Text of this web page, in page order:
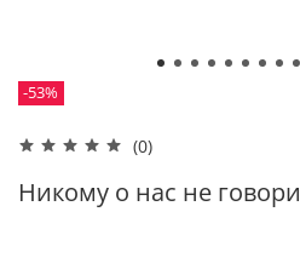
-53%
(0)
Никому о нас не говори